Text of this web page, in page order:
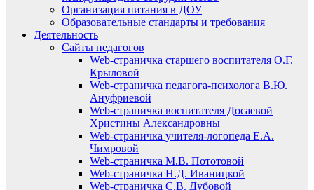
Организация питания в ДОУ
Образовательные стандарты и требования
Деятельность
Сайты педагогов
Web-страничка старшего воспитателя О.Г.
Крыловой
Web-страничка педагога-психолога В.Ю.
Ануфриевой
Web-страничка воспитателя Досаевой
Христины Александровны
Web-страничка учителя-логопеда Е.А.
Чимровой
Web-страничка М.В. Пототовой
Web-страничка Н.Д. Иваницкой
Web-страничка С.В. Дубовой